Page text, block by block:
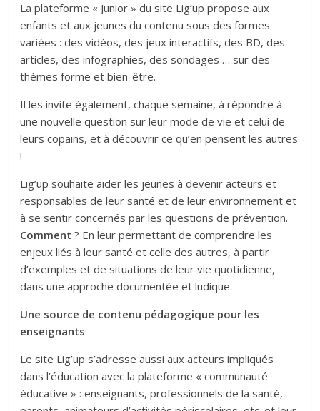
La plateforme « Junior » du site Lig’up propose aux
enfants et aux jeunes du contenu sous des formes
variées : des vidéos, des jeux interactifs, des BD, des
articles, des infographies, des sondages … sur des
thèmes forme et bien-être.
Il les invite également, chaque semaine, à répondre à
une nouvelle question sur leur mode de vie et celui de
leurs copains, et à découvrir ce qu’en pensent les autres
!
Lig’up souhaite aider les jeunes à devenir acteurs et
responsables de leur santé et de leur environnement et
à se sentir concernés par les questions de prévention.
Comment ? En leur permettant de comprendre les
enjeux liés à leur santé et celle des autres, à partir
d’exemples et de situations de leur vie quotidienne,
dans une approche documentée et ludique.
Une source de contenu pédagogique pour les
enseignants
Le site Lig’up s’adresse aussi aux acteurs impliqués
dans l’éducation avec la plateforme « communauté
éducative » : enseignants, professionnels de la santé,